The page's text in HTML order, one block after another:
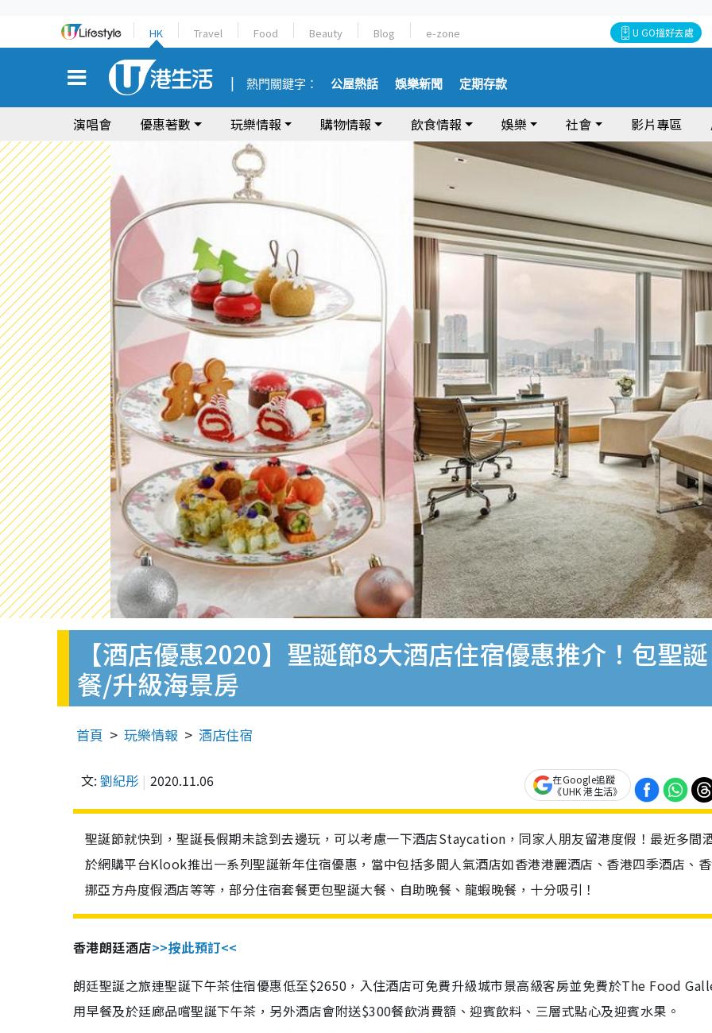
HK Travel Food Beauty Blog e-zone U GO搵好去處
熱門關鍵字： 公屋熱話 娛樂新聞 定期存款
演唱會 優惠著數 玩樂情報 購物情報 飲食情報 娛樂 社會 影片專區
【酒店優惠2020】聖誕節8大酒店住宿優惠推介！包聖
餐/升級海景房
首頁 玩樂情報 酒店住宿
文: 劉紀彤 2020.11.06
在Google追蹤
《UHK 港生活》
聖誕節就快到，聖誕長假期未諗到去邊玩，可以考慮一下酒店Staycation，同家人朋友留港度假！最近多間
於網購平台Klook推出一系列聖誕新年住宿優惠，當中包括多間人氣酒店如香港港麗酒店、香港四季酒店、
挪亞方舟度假酒店等等，部分住宿套餐更包聖誕大餐、自助晚餐、龍蝦晚餐，十分吸引！
香港朗廷酒店>>按此預訂<<
朗廷聖誕之旅連聖誕下午茶住宿優惠低至$2650，入住酒店可免費升級城市景高級客房並免費於The Food
用早餐及於廷廊品嚐聖誕下午茶，另外酒店會附送$300餐飲消費額、迎賓飲料、三層式點心及迎賓水果。